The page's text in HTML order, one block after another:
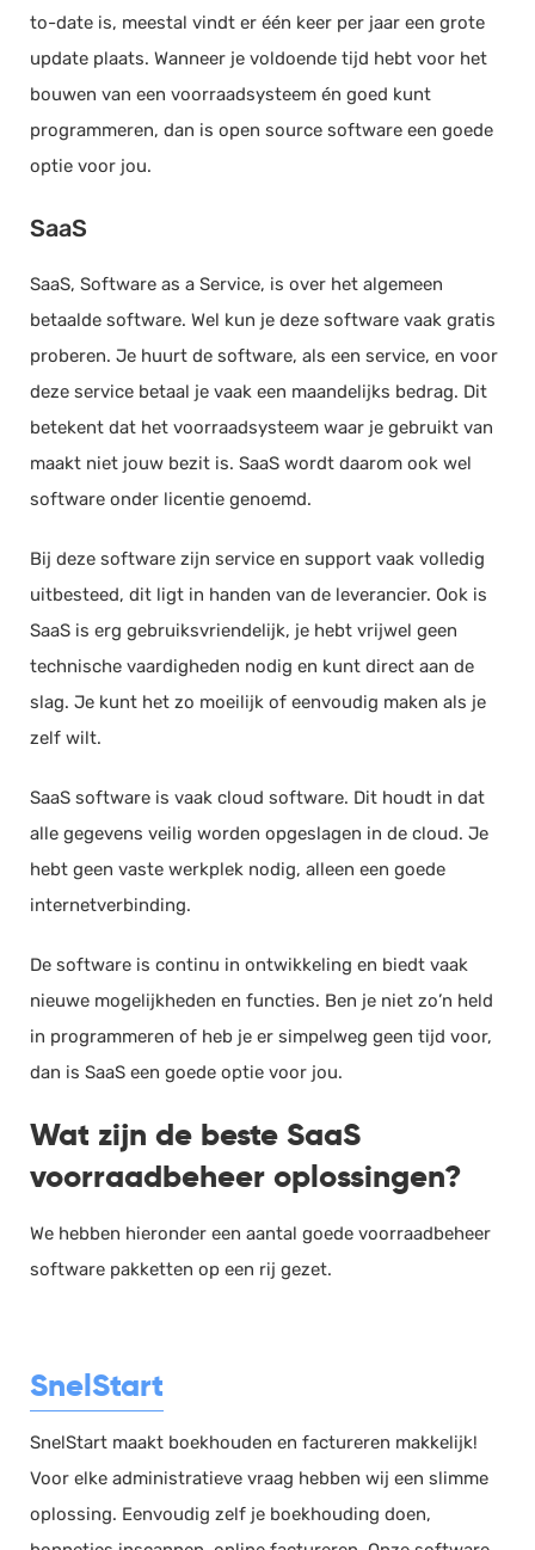
to-date is, meestal vindt er één keer per jaar een grote
update plaats. Wanneer je voldoende tijd hebt voor het
bouwen van een voorraadsysteem én goed kunt
programmeren, dan is open source software een goede
optie voor jou.
SaaS
SaaS, Software as a Service, is over het algemeen
betaalde software. Wel kun je deze software vaak gratis
proberen. Je huurt de software, als een service, en voor
deze service betaal je vaak een maandelijks bedrag. Dit
betekent dat het voorraadsysteem waar je gebruikt van
maakt niet jouw bezit is. SaaS wordt daarom ook wel
software onder licentie genoemd.
Bij deze software zijn service en support vaak volledig
uitbesteed, dit ligt in handen van de leverancier. Ook is
SaaS is erg gebruiksvriendelijk, je hebt vrijwel geen
technische vaardigheden nodig en kunt direct aan de
slag. Je kunt het zo moeilijk of eenvoudig maken als je
zelf wilt.
SaaS software is vaak cloud software. Dit houdt in dat
alle gegevens veilig worden opgeslagen in de cloud. Je
hebt geen vaste werkplek nodig, alleen een goede
internetverbinding.
De software is continu in ontwikkeling en biedt vaak
nieuwe mogelijkheden en functies. Ben je niet zo’n held
in programmeren of heb je er simpelweg geen tijd voor,
dan is SaaS een goede optie voor jou.
Wat zijn de beste SaaS
voorraadbeheer oplossingen?
We hebben hieronder een aantal goede voorraadbeheer
software pakketten op een rij gezet.
SnelStart
SnelStart maakt boekhouden en factureren makkelijk!
Voor elke administratieve vraag hebben wij een slimme
oplossing. Eenvoudig zelf je boekhouding doen,